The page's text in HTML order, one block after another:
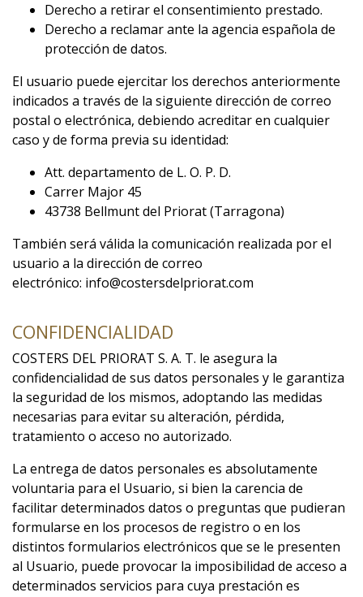
Derecho a retirar el consentimiento prestado.
Derecho a reclamar ante la agencia española de
protección de datos.
El usuario puede ejercitar los derechos anteriormente
indicados a través de la siguiente dirección de correo
postal o electrónica, debiendo acreditar en cualquier
caso y de forma previa su identidad:
Att. departamento de L. O. P. D.
Carrer Major 45
43738 Bellmunt del Priorat (Tarragona)
También será válida la comunicación realizada por el
usuario a la dirección de correo
electrónico: info@costersdelpriorat.com
CONFIDENCIALIDAD
COSTERS DEL PRIORAT S. A. T. le asegura la
confidencialidad de sus datos personales y le garantiza
la seguridad de los mismos, adoptando las medidas
necesarias para evitar su alteración, pérdida,
tratamiento o acceso no autorizado.
La entrega de datos personales es absolutamente
voluntaria para el Usuario, si bien la carencia de
facilitar determinados datos o preguntas que pudieran
formularse en los procesos de registro o en los
distintos formularios electrónicos que se le presenten
al Usuario, puede provocar la imposibilidad de acceso a
determinados servicios para cuya prestación es